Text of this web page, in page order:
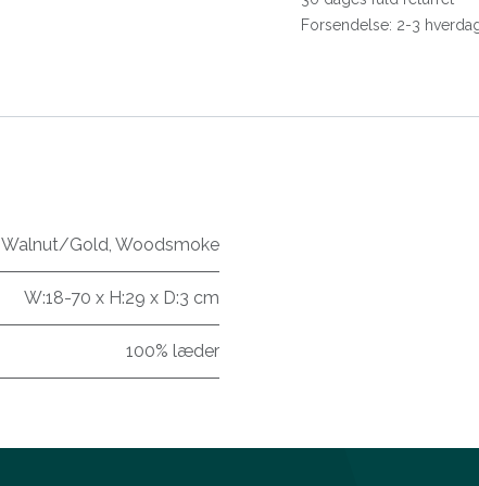
Forsendelse: 2-3
Walnut/Gold, Woodsmoke
W:18-70 x H:29 x D:3 cm
100% læder